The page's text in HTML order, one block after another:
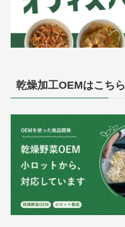
乾燥加工OEMはこちら